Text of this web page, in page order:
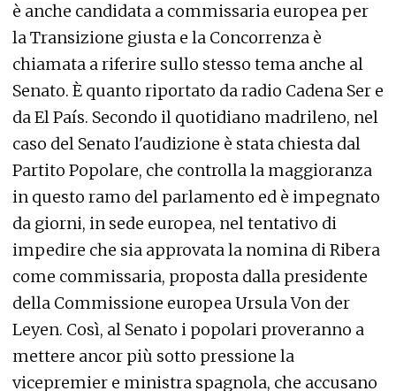
è anche candidata a commissaria europea per
la Transizione giusta e la Concorrenza è
chiamata a riferire sullo stesso tema anche al
Senato. È quanto riportato da radio Cadena Ser e
da El País. Secondo il quotidiano madrileno, nel
caso del Senato l'audizione è stata chiesta dal
Partito Popolare, che controlla la maggioranza
in questo ramo del parlamento ed è impegnato
da giorni, in sede europea, nel tentativo di
impedire che sia approvata la nomina di Ribera
come commissaria, proposta dalla presidente
della Commissione europea Ursula Von der
Leyen. Così, al Senato i popolari proveranno a
mettere ancor più sotto pressione la
vicepremier e ministra spagnola, che accusano